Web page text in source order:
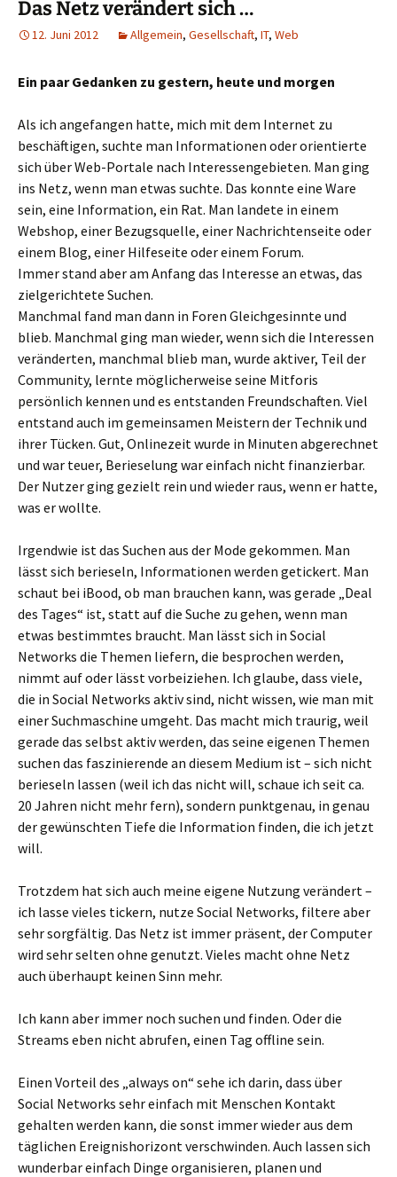
Das Netz verändert sich …
12. Juni 2012 Allgemein, Gesellschaft, IT, Web
Ein paar Gedanken zu gestern, heute und morgen
Als ich angefangen hatte, mich mit dem Internet zu
beschäftigen, suchte man Informationen oder orientierte
sich über Web-Portale nach Interessengebieten. Man ging
ins Netz, wenn man etwas suchte. Das konnte eine Ware
sein, eine Information, ein Rat. Man landete in einem
Webshop, einer Bezugsquelle, einer Nachrichtenseite oder
einem Blog, einer Hilfeseite oder einem Forum.
Immer stand aber am Anfang das Interesse an etwas, das
zielgerichtete Suchen.
Manchmal fand man dann in Foren Gleichgesinnte und
blieb. Manchmal ging man wieder, wenn sich die Interessen
veränderten, manchmal blieb man, wurde aktiver, Teil der
Community, lernte möglicherweise seine Mitforis
persönlich kennen und es entstanden Freundschaften. Viel
entstand auch im gemeinsamen Meistern der Technik und
ihrer Tücken. Gut, Onlinezeit wurde in Minuten abgerechnet
und war teuer, Berieselung war einfach nicht finanzierbar.
Der Nutzer ging gezielt rein und wieder raus, wenn er hatte,
was er wollte.
Irgendwie ist das Suchen aus der Mode gekommen. Man
lässt sich berieseln, Informationen werden getickert. Man
schaut bei iBood, ob man brauchen kann, was gerade „Deal
des Tages“ ist, statt auf die Suche zu gehen, wenn man
etwas bestimmtes braucht. Man lässt sich in Social
Networks die Themen liefern, die besprochen werden,
nimmt auf oder lässt vorbeiziehen. Ich glaube, dass viele,
die in Social Networks aktiv sind, nicht wissen, wie man mit
einer Suchmaschine umgeht. Das macht mich traurig, weil
gerade das selbst aktiv werden, das seine eigenen Themen
suchen das faszinierende an diesem Medium ist – sich nicht
berieseln lassen (weil ich das nicht will, schaue ich seit ca.
20 Jahren nicht mehr fern), sondern punktgenau, in genau
der gewünschten Tiefe die Information finden, die ich jetzt
will.
Trotzdem hat sich auch meine eigene Nutzung verändert –
ich lasse vieles tickern, nutze Social Networks, filtere aber
sehr sorgfältig. Das Netz ist immer präsent, der Computer
wird sehr selten ohne genutzt. Vieles macht ohne Netz
auch überhaupt keinen Sinn mehr.
Ich kann aber immer noch suchen und finden. Oder die
Streams eben nicht abrufen, einen Tag offline sein.
Einen Vorteil des „always on“ sehe ich darin, dass über
Social Networks sehr einfach mit Menschen Kontakt
gehalten werden kann, die sonst immer wieder aus dem
täglichen Ereignishorizont verschwinden. Auch lassen sich
wunderbar einfach Dinge organisieren, planen und